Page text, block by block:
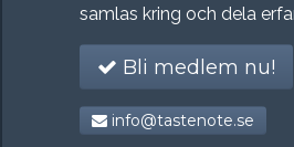
samlas kring och dela
Bli medlem nu!
info@tastenote.se